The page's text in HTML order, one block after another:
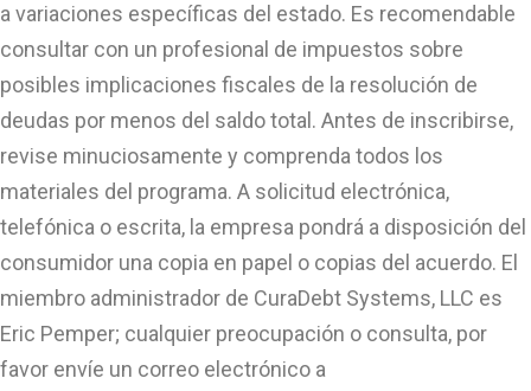
a variaciones específicas del estado. Es recomendable
consultar con un profesional de impuestos sobre
posibles implicaciones fiscales de la resolución de
deudas por menos del saldo total. Antes de inscribirse,
revise minuciosamente y comprenda todos los
materiales del programa. A solicitud electrónica,
telefónica o escrita, la empresa pondrá a disposición del
consumidor una copia en papel o copias del acuerdo. El
miembro administrador de CuraDebt Systems, LLC es
Eric Pemper; cualquier preocupación o consulta, por
favor envíe un correo electrónico a